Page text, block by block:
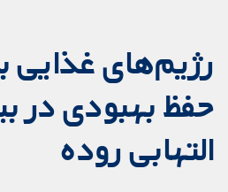
رژیم‌های غذایی
حفظ بهبودی در
التهابی روده